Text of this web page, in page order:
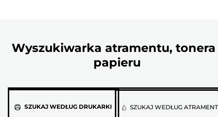
Wyszukiwarka atramentu, tonera
papieru
SZUKAJ WEDŁUG DRUKARKI
Wybierz
SZUKAJ WEDŁUG